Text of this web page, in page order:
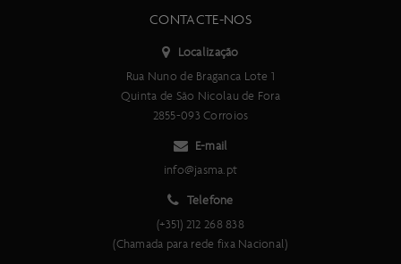
CONTACTE-NOS
Localização
Rua Nuno de Braganca Lote 1
Quinta de São Nicolau de Fora
2855-093 Corroios
E-mail
info@jasma.pt
Telefone
(+351) 212 268 838
(Chamada para rede fixa Nacional)